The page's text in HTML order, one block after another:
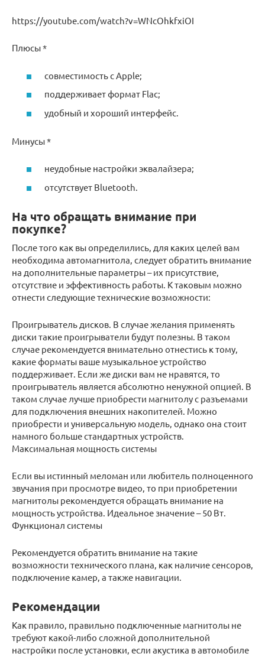
https://youtube.com/watch?v=WNcOhkfxiOI
Плюсы *
совместимость с Apple;
поддерживает формат Flac;
удобный и хороший интерфейс.
Минусы *
неудобные настройки эквалайзера;
отсутствует Bluetooth.
На что обращать внимание при
покупке?
После того как вы определились, для каких целей вам
необходима автомагнитола, следует обратить внимание
на дополнительные параметры – их присутствие,
отсутствие и эффективность работы. К таковым можно
отнести следующие технические возможности:
Проигрыватель дисков. В случае желания применять
диски такие проигрыватели будут полезны. В таком
случае рекомендуется внимательно отнестись к тому,
какие форматы ваше музыкальное устройство
поддерживает. Если же диски вам не нравятся, то
проигрыватель является абсолютно ненужной опцией. В
таком случае лучше приобрести магнитолу с разъемами
для подключения внешних накопителей. Можно
приобрести и универсальную модель, однако она стоит
намного больше стандартных устройств.
Максимальная мощность системы
Если вы истинный меломан или любитель полноценного
звучания при просмотре видео, то при приобретении
магнитолы рекомендуется обращать внимание на
мощность устройства. Идеальное значение – 50 Вт.
Функционал системы
Рекомендуется обратить внимание на такие
возможности технического плана, как наличие сенсоров,
подключение камер, а также навигации.
Рекомендации
Как правило, правильно подключенные магнитолы не
требуют какой-либо сложной дополнительной
настройки после установки, если акустика в автомобиле